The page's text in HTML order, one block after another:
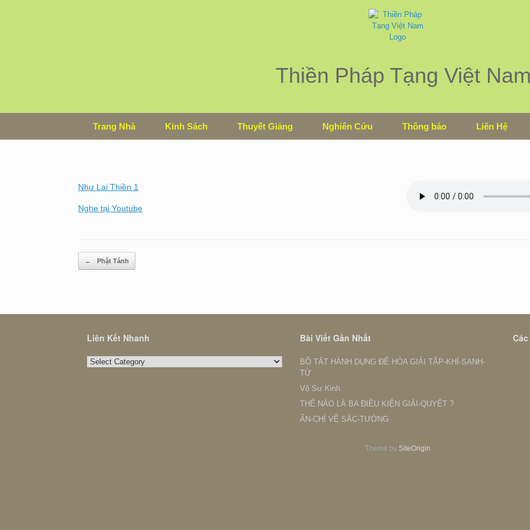
Thiền Pháp Tạng Việt Nam
Trang Nhà Kinh Sách Thuyết Giảng Nghiên Cứu Thông báo Liên Hệ
Như Lai Thiền 1
Nghe tại Youtube
Post navigation
← Phật Tánh
Liên Kết Nhanh
Liên
Bài Viết Gần Nhất
BỒ TÁT HÀNH DỤNG ĐỂ HÓA GIẢI TẬP-KHÍ-SANH-
TỬ
Vô Sư Kinh
THẾ NÀO LÀ BA ĐIỀU KIỆN GIẢI-QUYẾT ?
ẤN-CHỈ VỀ SẮC-TƯỚNG
Theme by SiteOrigin